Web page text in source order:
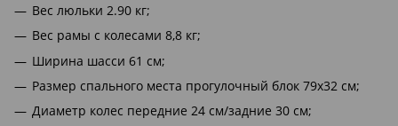
Вес люльки 2.90 кг;
Вес рамы с колесами 8,8 кг;
Ширина шасси 61 см;
Размер спального места прогулочный блок 79х32 см;
Диаметр колес передние 24 см/задние 30 см;